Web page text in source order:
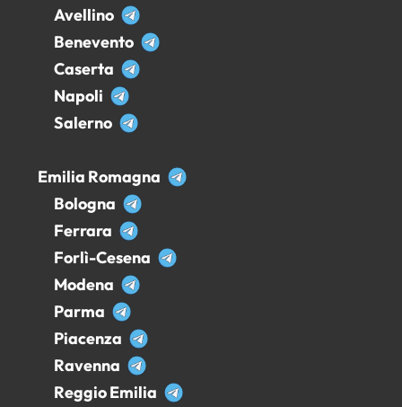
Avellino
Benevento
Caserta
Napoli
Salerno
Emilia Romagna
Bologna
Ferrara
Forlì-Cesena
Modena
Parma
Piacenza
Ravenna
Reggio Emilia